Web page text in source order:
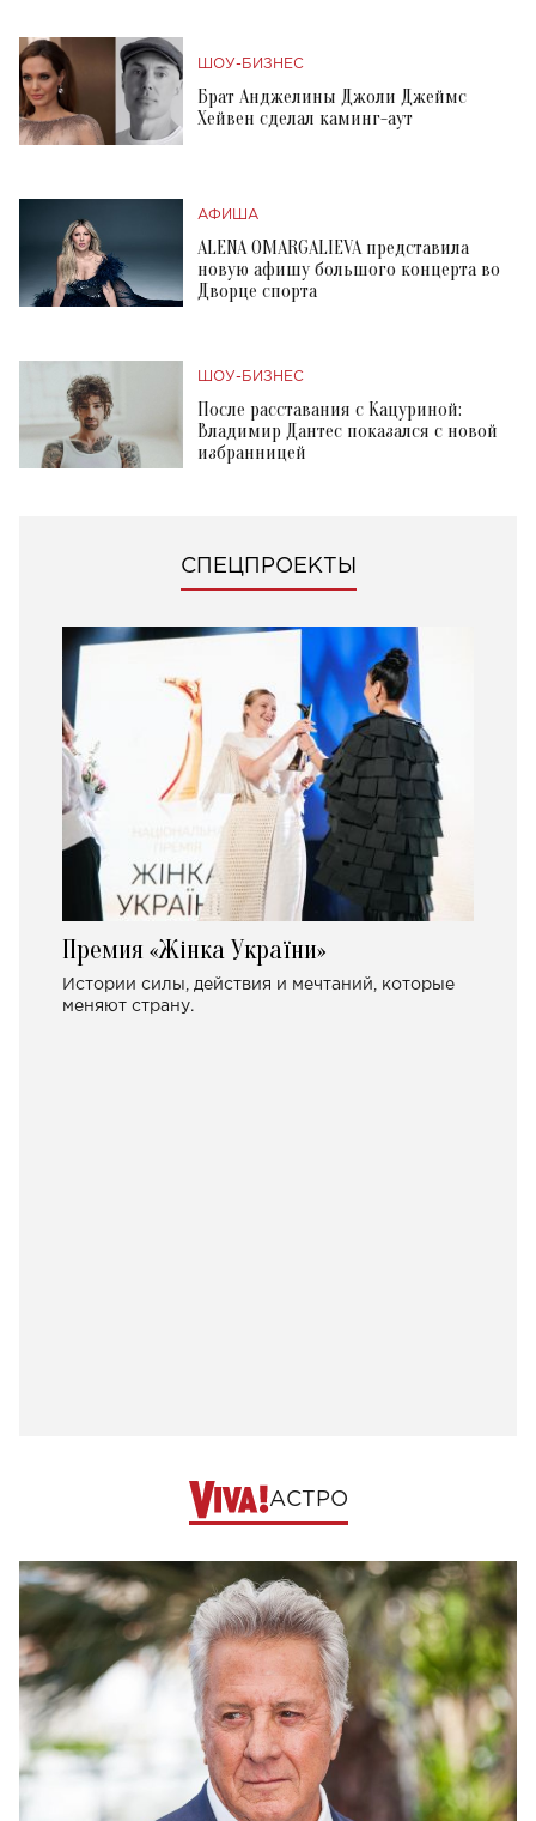
ШОУ-БИЗНЕС
Брат Анджелины Джоли Джеймс
Хейвен сделал каминг-аут
АФИША
ALENA OMARGALIEVA представила
новую афишу большого концерта во
Дворце спорта
ШОУ-БИЗНЕС
После расставания с Кацуриной:
Владимир Дантес показался с новой
избранницей
СПЕЦПРОЕКТЫ
Премия «Жінка України»
Истории силы, действия и мечтаний, которые
меняют страну.
АСТРО